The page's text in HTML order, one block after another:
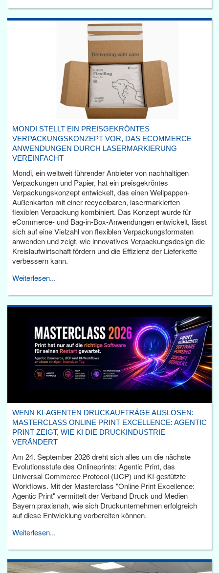
MONDI STELLT EIN PREISGEKRÖNTES
VERPACKUNGSKONZEPT VOR, DAS ECOMMERCE
ANWENDUNGEN DURCH LASERMARKIERUNG
VEREINFACHT
Mondi, ein weltweit führender Anbieter von nachhaltigen
Verpackungen und Papier, hat ein preisgekröntes
Verpackungskonzept entwickelt, das einen Wellpappen-
Außenkarton mit einer recycelbaren, lasermarkierten
flexiblen Verpackung kombiniert. Das Konzept wurde für
eCommerce- und Bag-in-Box-Anwendungen entwickelt, lässt
sich auf eine Vielzahl von flexiblen Verpackungsformaten
anwenden und zeigt, wie innovatives Verpackungsdesign die
Kreislaufwirtschaft fördern und die Effizienz der Lieferkette
verbessern kann.
Weiterlesen...
WENN KI-AGENTEN DRUCKAUFTRÄGE AUSLÖSEN:
MASTERCLASS ONLINE PRINT EXCELLENCE: AGENTIC
PRINT ZEIGT, WIE KI DIE DRUCKINDUSTRIE
VERÄNDERT
Am 24. September 2026 dreht sich alles um die nächste
Evolutionsstufe des Onlineprints: Agentic Print, das
Universal Commerce Protocol (UCP) und KI-gestützte
Workflows. Mit der Masterclass "Online Print Excellence:
Agentic Print" vermittelt der Verband Druck und Medien
Bayern praxisnah, wie sich Druckunternehmen erfolgreich
auf diese Entwicklung vorbereiten können.
Weiterlesen...